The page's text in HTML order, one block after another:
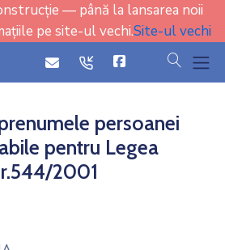
— până la lansarea noii
pe site-ul vechi.Site-ul vechi
iconicon cauta
persoanei
pentru Legea
2001